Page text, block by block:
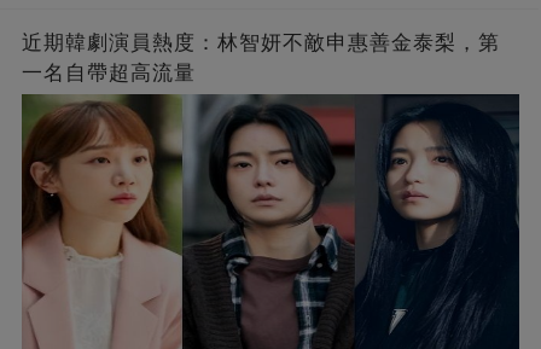
近期韓劇演員熱度：林智妍不敵申惠善金泰梨，第
一名自帶超高流量